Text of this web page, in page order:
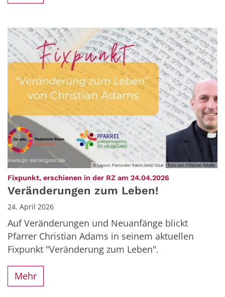
© Layout: Pastoraler Raum Sankt Goar | Foto von Christian Adams
Fixpunkt, erschienen in der RZ am 24.04.2026
Veränderungen zum Leben!
24. April 2026
Auf Veränderungen und Neuanfänge blickt
Pfarrer Christian Adams in seinem aktuellen
Fixpunkt "Veränderung zum Leben".
Mehr